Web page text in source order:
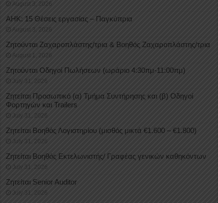
August 3, 2026
ΑΗΚ: 15 Θέσεις εργασίας – Παγκύπρια
August 3, 2026
Ζητούνται Ζαχαροπλάστης/τρια & Βοηθός Ζαχαροπλάστης/τρια
August 1, 2026
Ζητούνται Οδηγοί Πωλήσεων (ωράριο 4:30πμ-11:00πμ)
July 31, 2026
Ζητείται Προσωπικό (α) Τμήμα Συντήρησης και (β) Οδηγοί
Φορτηγών και Trailers
July 31, 2026
Ζητείται Βοηθός Λογιστηρίου (μισθός μικτά €1.600 – €1.800)
July 31, 2026
Ζητείται Βοηθός Εκτελωνιστής/ Γραφέας γενικών καθηκόντων
July 31, 2026
Ζητείται Senior Auditor
July 31, 2026